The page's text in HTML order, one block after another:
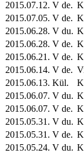
2015.07.12. V de.
2015.07.05. V de.
2015.06.28. V du.
2015.06.28. V de.
2015.06.21. V de.
2015.06.14. V de.
2015.06.13. Kül.
2015.06.07. V du.
2015.06.07. V de.
2015.05.31. V du.
2015.05.31. V de.
2015.05.24. V du.